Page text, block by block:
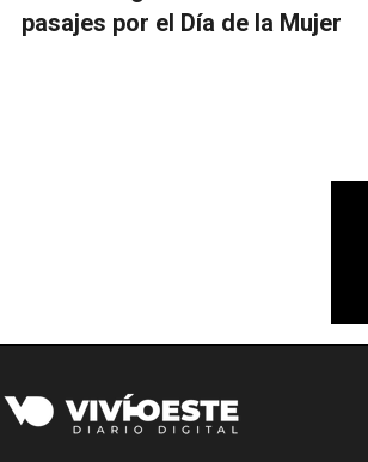
pasajes por el Día de la Mujer